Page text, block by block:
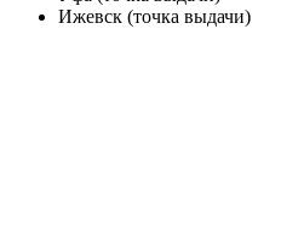
Ижевск (точка выдачи)